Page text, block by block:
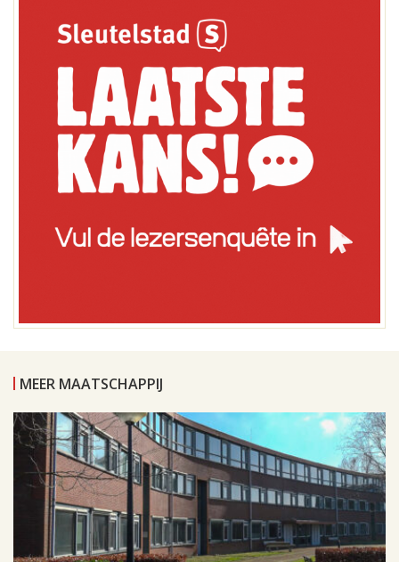
MEER MAATSCHAPPIJ